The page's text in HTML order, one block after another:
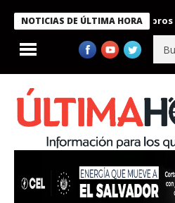
NOTICIAS DE ÚLTIMA HORA
Bukele condecora a miembros de